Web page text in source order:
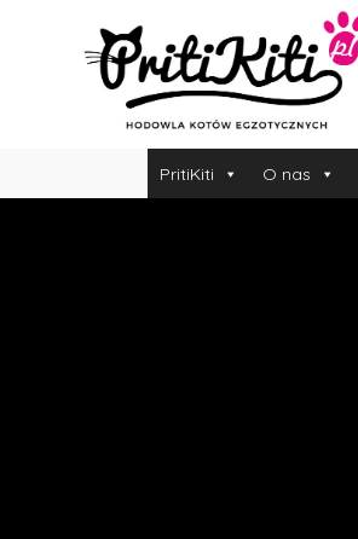
PritiKiti O nas